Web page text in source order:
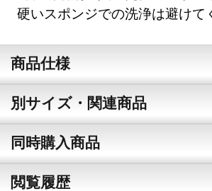
硬いスポンジでの洗浄は避けて
商品仕様
別サイズ・関連商品
同時購入商品
閲覧履歴